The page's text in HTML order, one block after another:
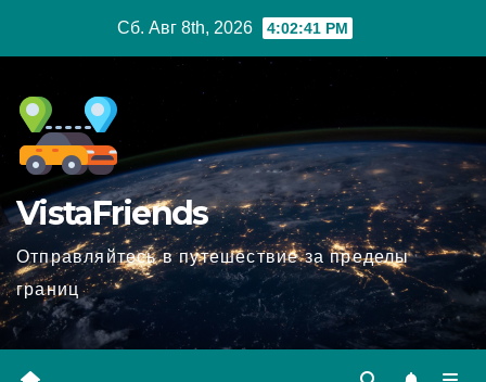
Сб. Авг 8th, 2026 4:02:42 PM
VistaFriends
Отправляйтесь в путешествие за пределы
границ